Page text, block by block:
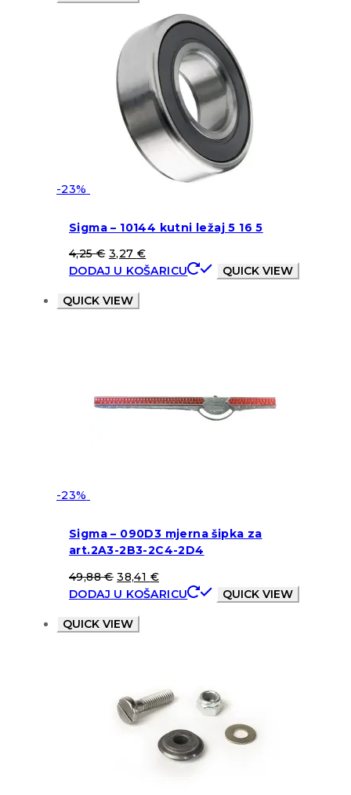
-23%
Sigma – 10144 kutni ležaj 5 16 5
4,25€ 3,27 €
DODAJ U KOŠARICU
QUICK VIEW
QUICK VIEW
-23%
Sigma – 090D3 mjerna šipka za
art.2A3-2B3-2C4-2D4
49,88€ 38,41 €
DODAJ U KOŠARICU
QUICK VIEW
QUICK VIEW